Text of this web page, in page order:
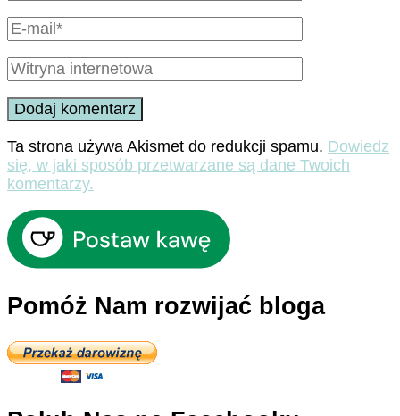
Ta strona używa Akismet do redukcji spamu. Dowiedz
się, w jaki sposób przetwarzane są dane Twoich
komentarzy.
Pomóż Nam rozwijać bloga